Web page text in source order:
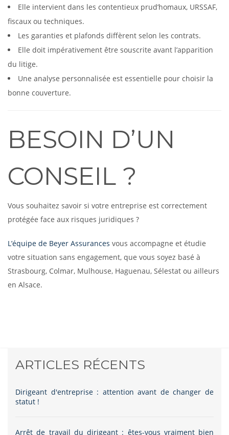
Elle intervient dans les contentieux prud’homaux, URSSAF,
fiscaux ou techniques.
Les garanties et plafonds diffèrent selon les contrats.
Elle doit impérativement être souscrite avant l’apparition
du litige.
Une analyse personnalisée est essentielle pour choisir la
bonne couverture.
BESOIN D’UN
CONSEIL ?
Vous souhaitez savoir si votre entreprise est correctement
protégée face aux risques juridiques ?
L’équipe de Beyer Assurances vous accompagne et étudie
votre situation sans engagement, que vous soyez basé à
Strasbourg, Colmar, Mulhouse, Haguenau, Sélestat ou ailleurs
en Alsace.
ARTICLES RÉCENTS
Dirigeant d'entreprise : attention avant de changer de
statut !
Arrêt de travail du dirigeant : êtes-vous vraiment bien